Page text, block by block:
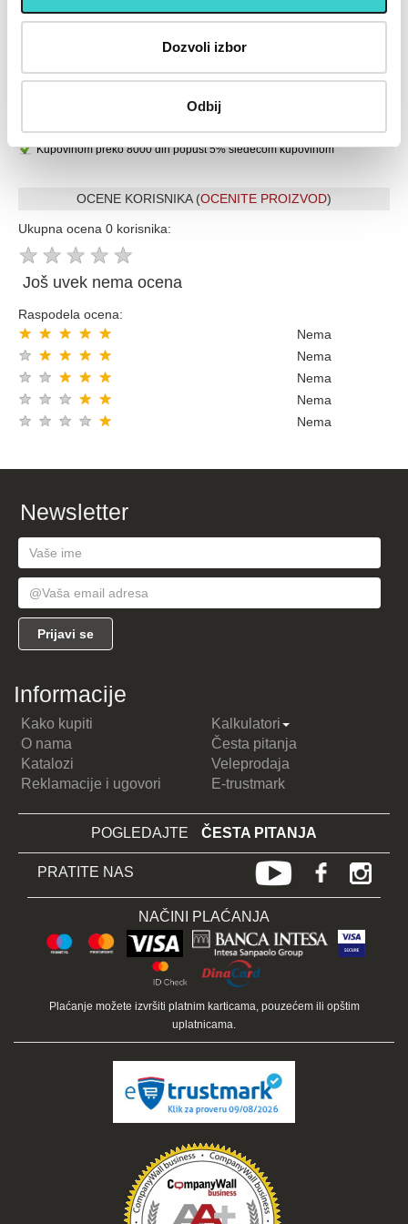
Dozvoli izbor
Odbij
Placanje do 12 rata bez kamate karticom Banke Intese
32 god.sa Vama su Garancija poverenja
Ekspresna dostava u celoj Srbiji
Uvek dostupna podrška i servis
Kupovinom preko 8000 din popust 5% sledecom kupovinom
OCENE KORISNIKA (OCENITE PROIZVOD)
Ukupna ocena 0 korisnika:
★ ★ ★ ★ ★
Još uvek nema ocena
Raspodela ocena:
★
★
★
★
★ Nema
★
★
★
★
★ Nema
★
★
★
★
★ Nema
★
★
★
★
★ Nema
★
★
★
★
★ Nema
Newsletter
Informacije
Kako kupiti
Kalkulatori
O nama
Česta pitanja
Katalozi
Veleprodaja
Reklamacije i ugovori
E-trustmark
POGLEDAJTE ČESTA PITANJA
PRATITE NAS
NAČINI PLAĆANJA
Plaćanje možete izvršiti platnim karticama, pouzećem ili opštim
uplatnicama.